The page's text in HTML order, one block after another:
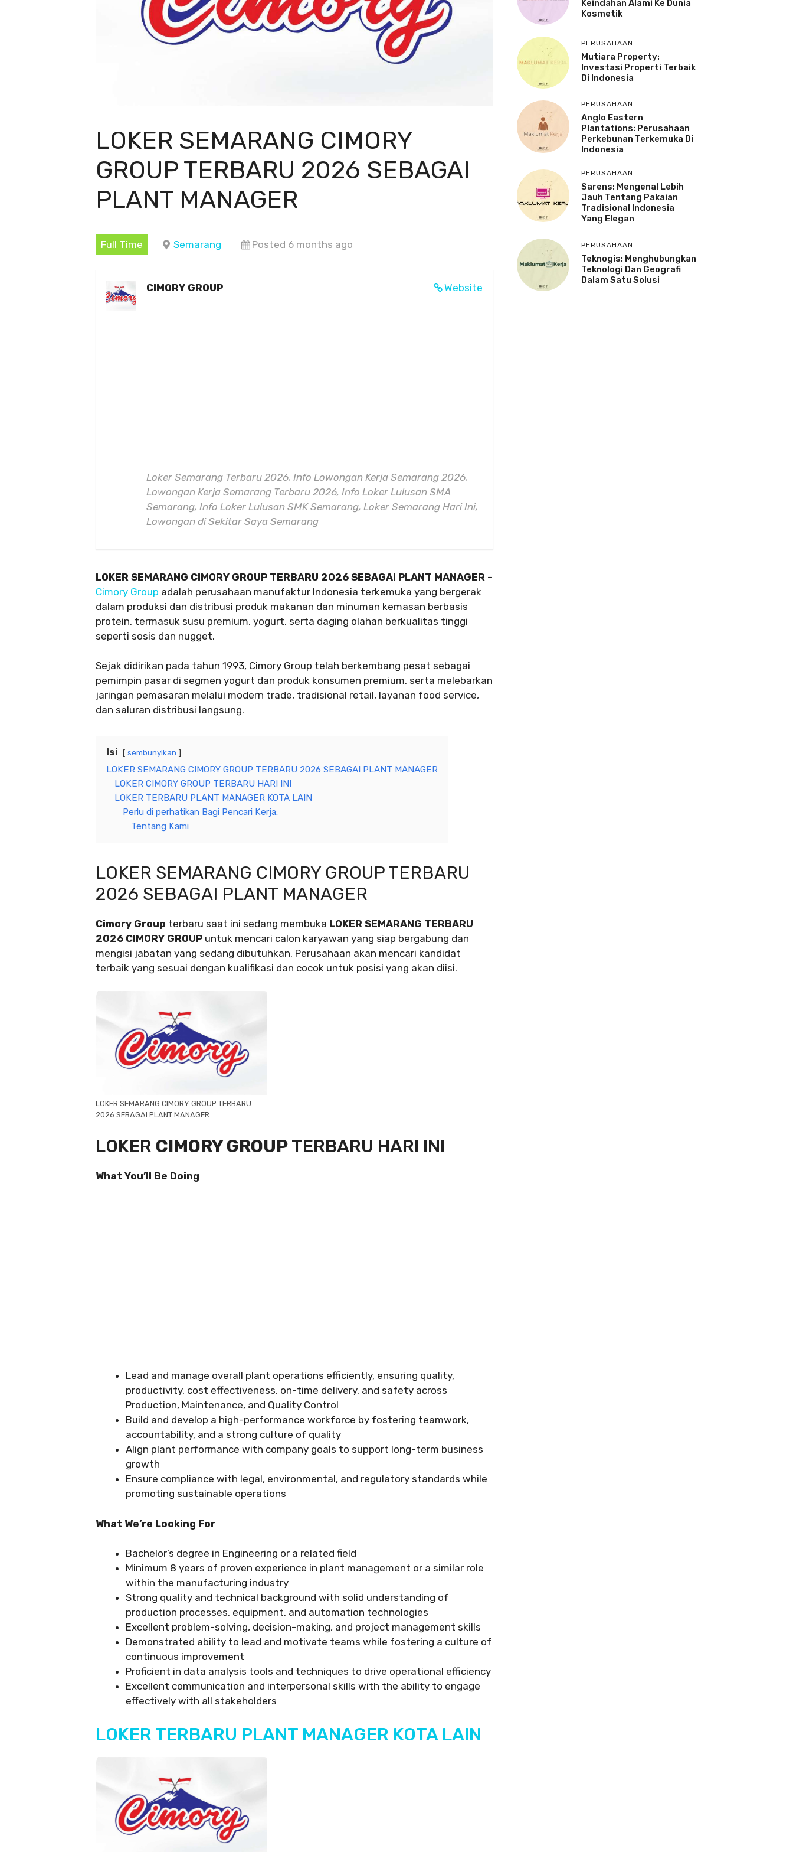
LOKER SEMARANG CIMORY
GROUP TERBARU 2026 SEBAGAI
PLANT MANAGER
Full Time Semarang Posted 6 months ago
Website
CIMORY GROUP
Loker Semarang Terbaru 2026, Info Lowongan Kerja Semarang 2026,
Lowongan Kerja Semarang Terbaru 2026, Info Loker Lulusan SMA
Semarang, Info Loker Lulusan SMK Semarang, Loker Semarang Hari Ini,
Lowongan di Sekitar Saya Semarang
LOKER SEMARANG CIMORY GROUP TERBARU 2026 SEBAGAI PLANT MANAGER –
Cimory Group adalah perusahaan manufaktur Indonesia terkemuka yang bergerak
dalam produksi dan distribusi produk makanan dan minuman kemasan berbasis
protein, termasuk susu premium, yogurt, serta daging olahan berkualitas tinggi
seperti sosis dan nugget.
Sejak didirikan pada tahun 1993, Cimory Group telah berkembang pesat sebagai
pemimpin pasar di segmen yogurt dan produk konsumen premium, serta melebarkan
jaringan pemasaran melalui modern trade, tradisional retail, layanan food service,
dan saluran distribusi langsung.
Isi sembunyikan
LOKER SEMARANG CIMORY GROUP TERBARU 2026 SEBAGAI PLANT MANAGER
LOKER CIMORY GROUP TERBARU HARI INI
LOKER TERBARU PLANT MANAGER KOTA LAIN
Perlu di perhatikan Bagi Pencari Kerja:
Tentang Kami
LOKER SEMARANG CIMORY GROUP TERBARU
2026 SEBAGAI PLANT MANAGER
Cimory Group terbaru saat ini sedang membuka LOKER SEMARANG TERBARU
2026 CIMORY GROUP untuk mencari calon karyawan yang siap bergabung dan
mengisi jabatan yang sedang dibutuhkan. Perusahaan akan mencari kandidat
terbaik yang sesuai dengan kualifikasi dan cocok untuk posisi yang akan diisi.
LOKER SEMARANG CIMORY GROUP TERBARU
2026 SEBAGAI PLANT MANAGER
LOKER CIMORY GROUPTERBARU HARI INI
What You’ll Be Doing
Lead and manage overall plant operations efficiently, ensuring quality,
productivity, cost effectiveness, on-time delivery, and safety across
Production, Maintenance, and Quality Control
Build and develop a high-performance workforce by fostering teamwork,
accountability, and a strong culture of quality
Align plant performance with company goals to support long-term business
growth
Ensure compliance with legal, environmental, and regulatory standards while
promoting sustainable operations
What We’re Looking For
Bachelor’s degree in Engineering or a related field
Minimum 8 years of proven experience in plant management or a similar role
within the manufacturing industry
Strong quality and technical background with solid understanding of
production processes, equipment, and automation technologies
Excellent problem-solving, decision-making, and project management skills
Demonstrated ability to lead and motivate teams while fostering a culture of
continuous improvement
Proficient in data analysis tools and techniques to drive operational efficiency
Excellent communication and interpersonal skills with the ability to engage
effectively with all stakeholders
LOKER TERBARU PLANT MANAGER KOTA LAIN
Keindahan Alami Ke Dunia
Kosmetik
PERUSAHAAN
Mutiara Property:
Investasi Properti Terbaik
Di Indonesia
PERUSAHAAN
Anglo Eastern
Plantations: Perusahaan
Perkebunan Terkemuka Di
Indonesia
PERUSAHAAN
Sarens: Mengenal Lebih
Jauh Tentang Pakaian
Tradisional Indonesia
Yang Elegan
PERUSAHAAN
Teknogis: Menghubungkan
Teknologi Dan Geografi
Dalam Satu Solusi